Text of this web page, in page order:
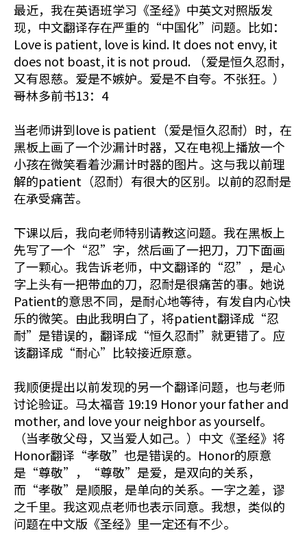
最近，我在英语班学习《圣经》中英文对照版发
现，中文翻译存在严重的“中国化”问题。比如：
Love is patient, love is kind. It does not envy, it
does not boast, it is not proud. （爱是恒久忍耐，
又有恩慈。爱是不嫉妒。爱是不自夸。不张狂。）
哥林多前书13：4
当老师讲到love is patient（爱是恒久忍耐）时，在
黑板上画了一个沙漏计时器，又在电视上播放一个
小孩在微笑看着沙漏计时器的图片。这与我以前理
解的patient（忍耐）有很大的区别。以前的忍耐是
在承受痛苦。
下课以后，我向老师特别请教这问题。我在黑板上
先写了一个“忍”字，然后画了一把刀，刀下面画
了一颗心。我告诉老师，中文翻译的“忍”，是心
字上头有一把带血的刀，忍耐是很痛苦的事。她说
Patient的意思不同，是耐心地等待，有发自内心快
乐的微笑。由此我明白了，将patient翻译成“忍
耐”是错误的，翻译成“恒久忍耐”就更错了。应
该翻译成“耐心”比较接近原意。
我顺便提出以前发现的另一个翻译问题，也与老师
讨论验证。马太福音 19:19 Honor your father and
mother, and love your neighbor as yourself。
（当孝敬父母，又当爱人如己。）中文《圣经》将
Honor翻译“孝敬”也是错误的。Honor的原意
是“尊敬”，“尊敬”是爱，是双向的关系，
而“孝敬”是顺服，是单向的关系。一字之差，谬
之千里。我这观点老师也表示同意。我想，类似的
问题在中文版《圣经》里一定还有不少。